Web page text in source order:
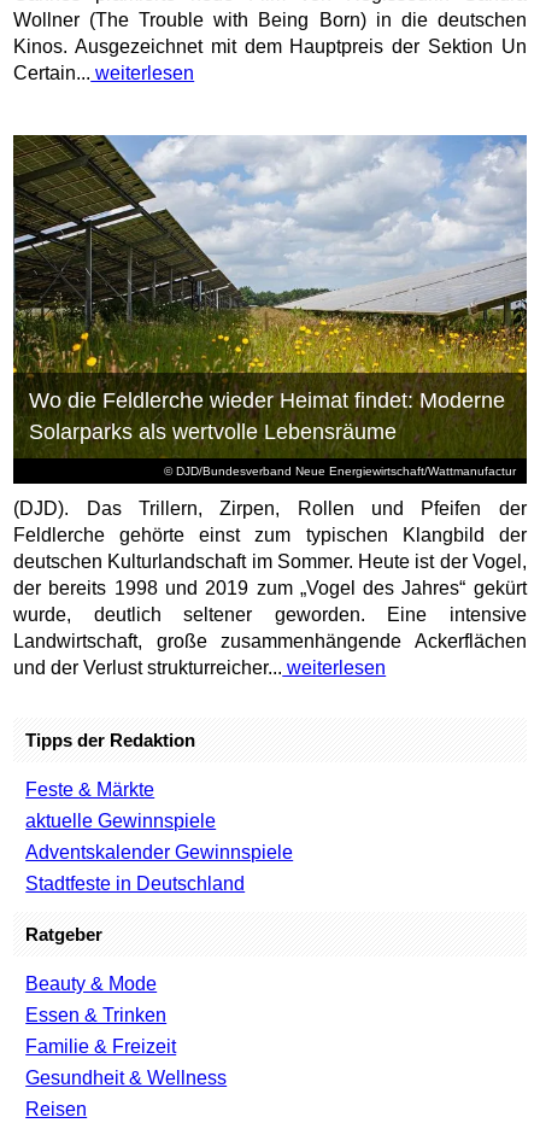
Wollner (The Trouble with Being Born) in die deutschen
Kinos. Ausgezeichnet mit dem Hauptpreis der Sektion Un
Certain... weiterlesen
© DJD/Bundesverband Neue Energiewirtschaft/Wattmanufactur
Wo die Feldlerche wieder Heimat findet: Moderne
Solarparks als wertvolle Lebensräume
(DJD). Das Trillern, Zirpen, Rollen und Pfeifen der
Feldlerche gehörte einst zum typischen Klangbild der
deutschen Kulturlandschaft im Sommer. Heute ist der Vogel,
der bereits 1998 und 2019 zum „Vogel des Jahres“ gekürt
wurde, deutlich seltener geworden. Eine intensive
Landwirtschaft, große zusammenhängende Ackerflächen
und der Verlust strukturreicher... weiterlesen
Tipps der Redaktion
Feste & Märkte
aktuelle Gewinnspiele
Adventskalender Gewinnspiele
Stadtfeste in Deutschland
Ratgeber
Beauty & Mode
Essen & Trinken
Familie & Freizeit
Gesundheit & Wellness
Reisen